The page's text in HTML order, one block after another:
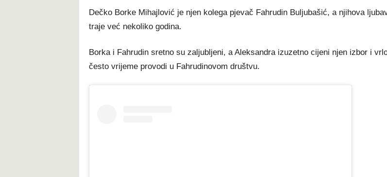
Dečko Borke Mihajlović je njen kolega pjevač Fahrudin Buljubašić, a njihova
traje već nekoliko godina.
Borka i Fahrudin sretno su zaljubljeni, a Aleksandra izuzetno cijeni njen izbor i
često vrijeme provodi u Fahrudinovom društvu.